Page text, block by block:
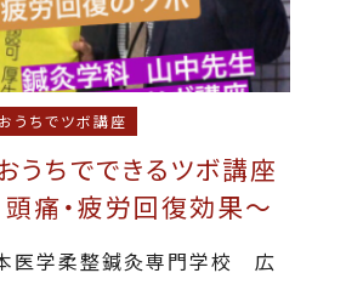
おうちでツボ講座
うちでできるツボ講座
・疲労回復効果～
本医学柔整鍼灸専門学校 広